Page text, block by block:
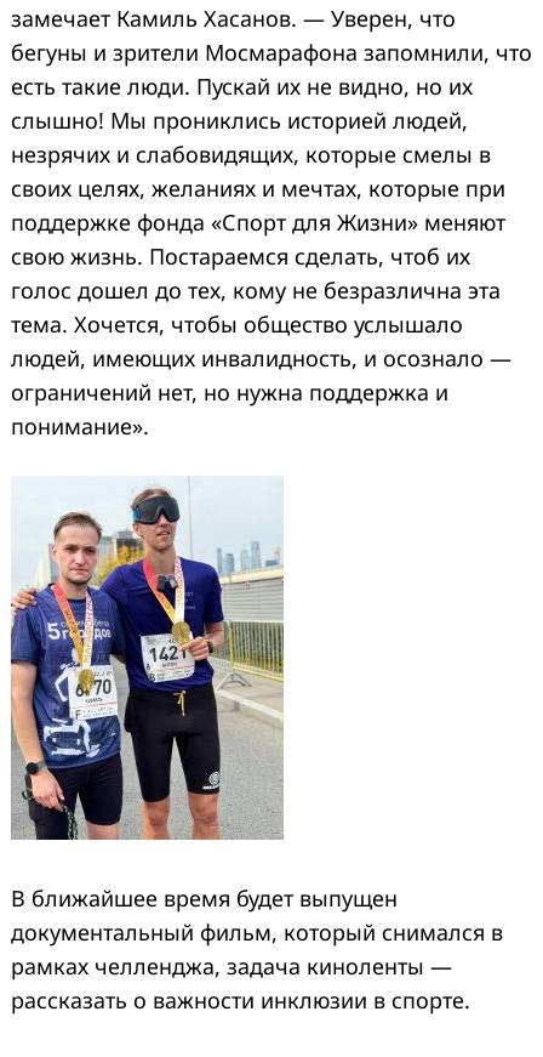
замечает Камиль Хасанов. — Уверен, что
бегуны и зрители Мосмарафона запомнили, что
есть такие люди. Пускай их не видно, но их
слышно! Мы прониклись историей людей,
незрячих и слабовидящих, которые смелы в
своих целях, желаниях и мечтах, которые при
поддержке фонда «Спорт для Жизни» меняют
свою жизнь. Постараемся сделать, чтоб их
голос дошел до тех, кому не безразлична эта
тема. Хочется, чтобы общество услышало
людей, имеющих инвалидность, и осознало —
ограничений нет, но нужна поддержка и
понимание».
В ближайшее время будет выпущен
документальный фильм, который снимался в
рамках челленджа, задача киноленты —
рассказать о важности инклюзии в спорте.